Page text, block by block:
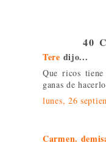
40
Tere dijo...
Que ricos
ganas de
lunes, 26
Carmen.